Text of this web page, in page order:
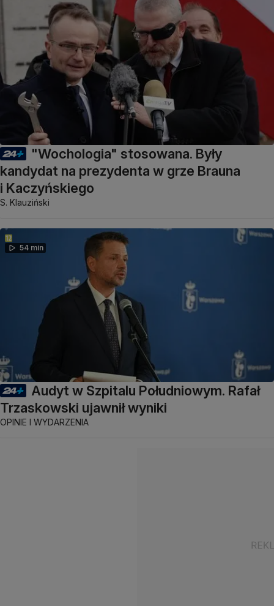
"Wochologia" stosowana. Były
kandydat na prezydenta w grze Brauna
i Kaczyńskiego
S. Klauziński
54 min
Audyt w Szpitalu Południowym. Rafał
Trzaskowski ujawnił wyniki
OPINIE I WYDARZENIA